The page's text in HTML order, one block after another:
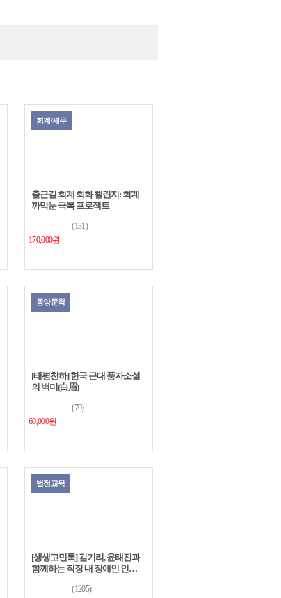
회계/세무
출근길 회계 회화 챌린지: 회계
까막눈 극복 프로젝트
(131)
170,000원
동양문학
[태평천하] 한국 근대 풍자소설
의 백미(白眉)
(70)
60,000원
법정교육
[생생고민톡] 김기리, 윤태진과
함께하는 직장 내 장애인 인식
개선 교육
(1205)